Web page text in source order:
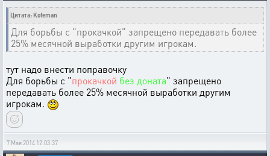
Цитата: Kofeman
Для борьбы с "прокачкой" запрещено передавать более
25% месячной выработки другим игрокам.
тут надо внести поправочку
Для борьбы с "прокачкой без доната" запрещено
передавать более 25% месячной выработки другим
игрокам.
7 Мая 2014 12:03:37